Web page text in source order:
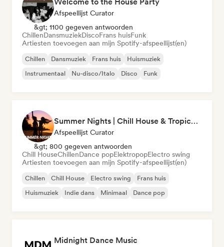
Afspeellijst Curator
&gt; 1100 gegeven antwoorden
ChillenDansmuziekDiscoFrans huisFunk
Artiesten toevoegen aan mijn Spotify-afspeellijst(en)
Chillen Dansmuziek Frans huis
Huismuziek
Instrumentaal
Nu-disco/Italo Disco Funk
Summer Nights | Chill House & Tropical Beats
Afspeellijst Curator
&gt; 800 gegeven antwoorden
Chill HouseChillenDance popElektropopElectro swing
Artiesten toevoegen aan mijn Spotify-afspeellijst(en)
Chillen Chill House Electro swing
Frans huis
Huismuziek
Indie dans Minimaal Dance pop
Midnight Dance Music